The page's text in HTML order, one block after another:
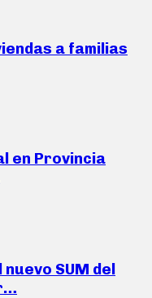
a familias
en Provincia
SUM del